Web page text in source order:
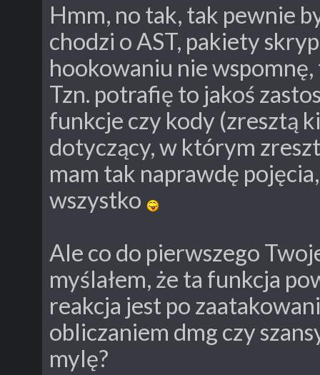
Hmm, no tak, tak pewnie
chodzi o AST, pakiety
hookowaniu nie wspomnę,
Tzn. potrafię to jakoś
funkcje czy kody (zresztą
dotyczący, w którym
mam tak naprawdę
wszystko
Ale co do pierwszego
myślałem, że ta funkcja
reakcja jest po
obliczaniem dmg czy
mylę?